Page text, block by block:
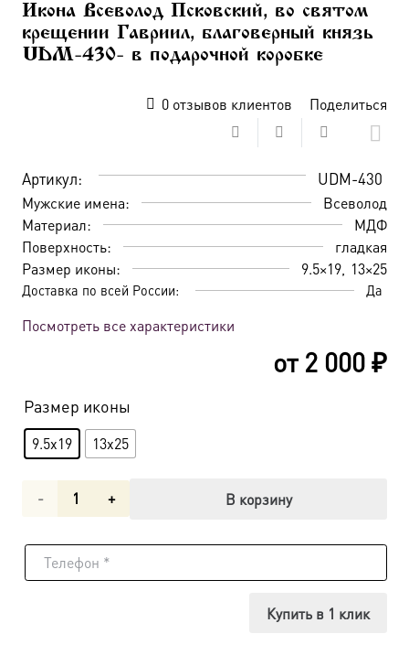
Икона Всеволод Псковский, во святом
крещении Гавриил, благоверный князь
UDM-430- в подарочной коробке
0отзывов клиентов Поделиться
Артикул: UDM-430
Мужские имена:
Всеволод
Материал:
МДФ
Поверхность:
гладкая
Размер иконы:
9.5×19 13×25
Доставка по всей России: Да
Посмотреть все характеристики
от 2 000₽
Размер иконы
9.5x19 13x25
Количество
Икона
В корзину
Купить в 1 клик